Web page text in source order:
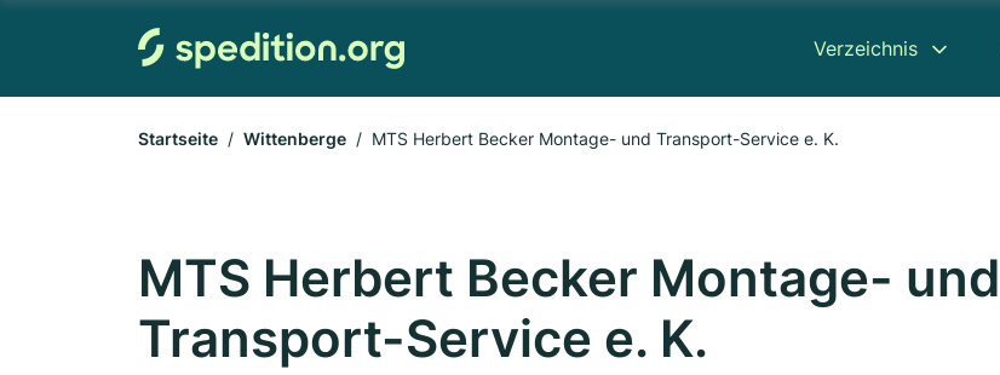
Verzeichnis
Startseite Wittenberge MTS Herbert Becker Montage- und Transport-Service e. K.
MTS Herbert Becker Montage- und
Transport-Service e. K.